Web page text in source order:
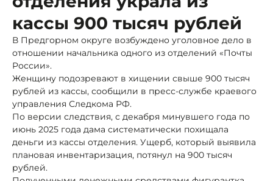
кассы 900 тысяч рублей
В Предгорном округе возбуждено уголовное дело в
отношении начальника одного из отделений «Почты
России».
Женщину подозревают в хищении свыше 900 тысяч
рублей из кассы, сообщили в пресс-службе краевого
управления Следкома РФ.
По версии следствия, с декабря минувшего года по
июнь 2025 года дама систематически похищала
деньги из кассы отделения. Ущерб, который выявила
плановая инвентаризация, потянул на 900 тысяч
рублей.